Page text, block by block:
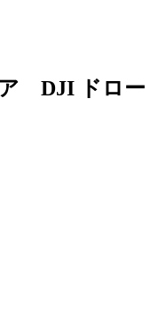
DJI ドロー